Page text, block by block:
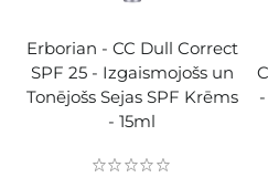
Erborian - CC Dull Correct
SPF 25 - Izgaismojošs un
Tonējošs Sejas SPF Krēms
- 15ml